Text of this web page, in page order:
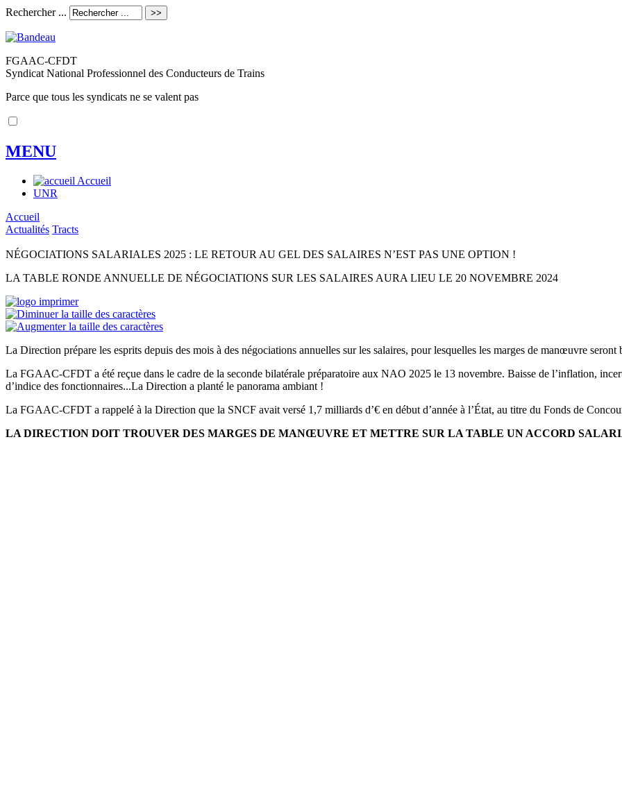
Rechercher ...
FGAAC-CFDT
Syndicat National Professionnel des Conducteurs de Trains
Parce que tous les syndicats ne se valent pas
MENU
Accueil
UNR
Accueil
Actualités Tracts
NÉGOCIATIONS SALARIALES 2025 : LE RETOUR AU GEL DES SALAIRES N’EST PAS UNE OPTION !
LA TABLE RONDE ANNUELLE DE NÉGOCIATIONS SUR LES SALAIRES AURA LIEU LE 20 NOVEMBRE 2024
La Direction prépare les esprits depuis des mois à des négociations annuelles sur les salaires, pour lesquelles les marges de manœuvre seront
La FGAAC-CFDT a été reçue dans le cadre de la seconde bilatérale préparatoire aux NAO 2025 le 13 novembre. Baisse de l’inflation,
d’indice des fonctionnaires...La Direction a planté le panorama ambiant !
La FGAAC-CFDT a rappelé à la Direction que la SNCF avait versé 1,7 milliards d’€ en début d’année à l’État, au titre du Fonds de
LA DIRECTION DOIT TROUVER DES MARGES DE MANŒUVRE ET METTRE SUR LA TABLE UN ACCORD